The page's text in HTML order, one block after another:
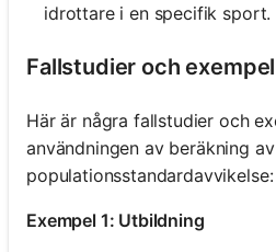
idrottare i en specifik sport.
Fallstudier och exempel
Här är några fallstudier och
användningen av beräkning av
populationsstandardavvikelse:
Exempel 1: Utbildning